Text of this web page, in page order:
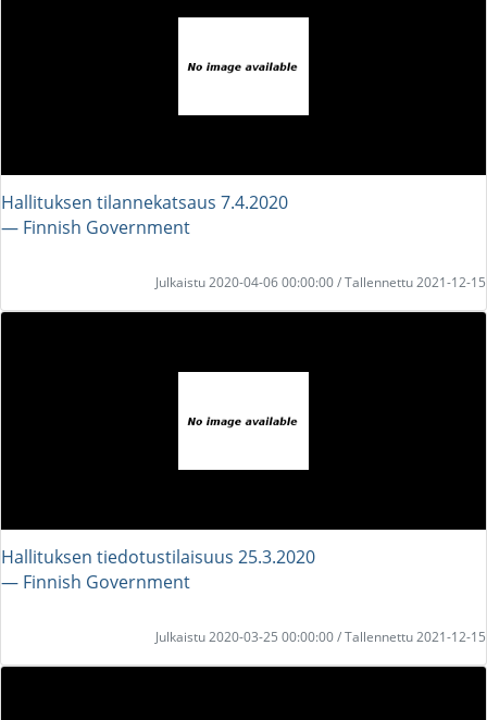
Hallituksen tilannekatsaus 7.4.2020
― Finnish Government
Julkaistu 2020-04-06 00:00:00 / Tallennettu 2021-12-15
Hallituksen tiedotustilaisuus 25.3.2020
― Finnish Government
Julkaistu 2020-03-25 00:00:00 / Tallennettu 2021-12-15